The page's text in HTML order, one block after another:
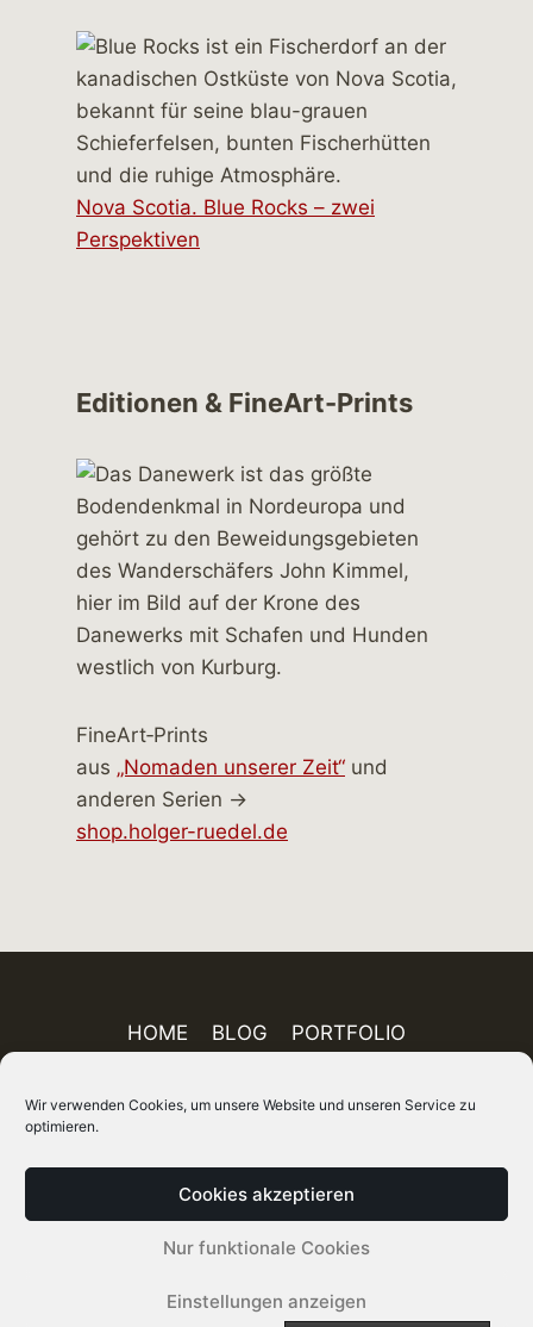
Wir verwenden Cookies, um unsere Website und unseren Service zu
optimieren.
Cookies akzeptieren
Nur funktionale Cookies
Einstellungen anzeigen
Nova Scotia. Blue Rocks – zwei
Perspektiven
Editionen & FineArt-Prints
FineArt‑Prints
aus „Nomaden unserer Zeit“ und
anderen Serien →
shop.holger-ruedel.de
HOME BLOG
PORTFOLIO
ÜBER MICH
DATENSCHUTZ
AGB SITEMAP
© 2026 Holger Rüdel DGPh – Fotograf, Autor